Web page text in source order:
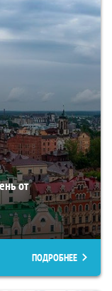
от
ПОДРОБНЕЕ